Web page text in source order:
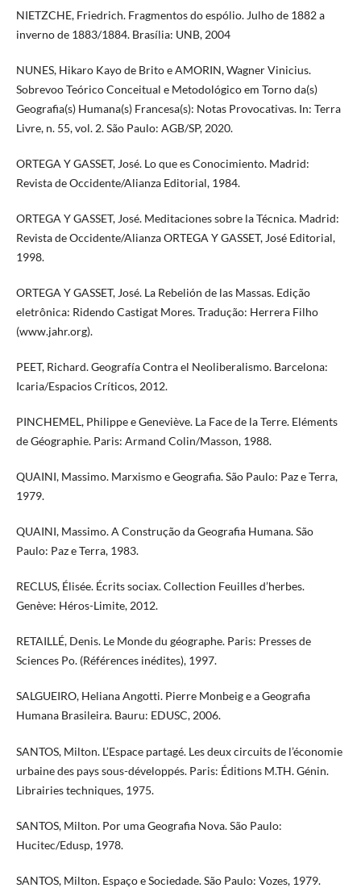
NIETZCHE, Friedrich. Fragmentos do espólio. Julho de 1882 a
inverno de 1883/1884. Brasília: UNB, 2004
NUNES, Hikaro Kayo de Brito e AMORIN, Wagner Vinicius.
Sobrevoo Teórico Conceitual e Metodológico em Torno da(s)
Geografia(s) Humana(s) Francesa(s): Notas Provocativas. In: Terra
Livre, n. 55, vol. 2. São Paulo: AGB/SP, 2020.
ORTEGA Y GASSET, José. Lo que es Conocimiento. Madrid:
Revista de Occidente/Alianza Editorial, 1984.
ORTEGA Y GASSET, José. Meditaciones sobre la Técnica. Madrid:
Revista de Occidente/Alianza ORTEGA Y GASSET, José Editorial,
1998.
ORTEGA Y GASSET, José. La Rebelión de las Massas. Edição
eletrônica: Ridendo Castigat Mores. Tradução: Herrera Filho
(www.jahr.org).
PEET, Richard. Geografía Contra el Neoliberalismo. Barcelona:
Icaria/Espacios Críticos, 2012.
PINCHEMEL, Philippe e Geneviève. La Face de la Terre. Eléments
de Géographie. Paris: Armand Colin/Masson, 1988.
QUAINI, Massimo. Marxismo e Geografia. São Paulo: Paz e Terra,
1979.
QUAINI, Massimo. A Construção da Geografia Humana. São
Paulo: Paz e Terra, 1983.
RECLUS, Élisée. Écrits sociax. Collection Feuilles d’herbes.
Genève: Héros-Limite, 2012.
RETAILLÉ, Denis. Le Monde du géographe. Paris: Presses de
Sciences Po. (Références inédites), 1997.
SALGUEIRO, Heliana Angotti. Pierre Monbeig e a Geografia
Humana Brasileira. Bauru: EDUSC, 2006.
SANTOS, Milton. L’Espace partagé. Les deux circuits de l’économie
urbaine des pays sous-développés. Paris: Éditions M.TH. Génin.
Librairies techniques, 1975.
SANTOS, Milton. Por uma Geografia Nova. São Paulo:
Hucitec/Edusp, 1978.
SANTOS, Milton. Espaço e Sociedade. São Paulo: Vozes, 1979.